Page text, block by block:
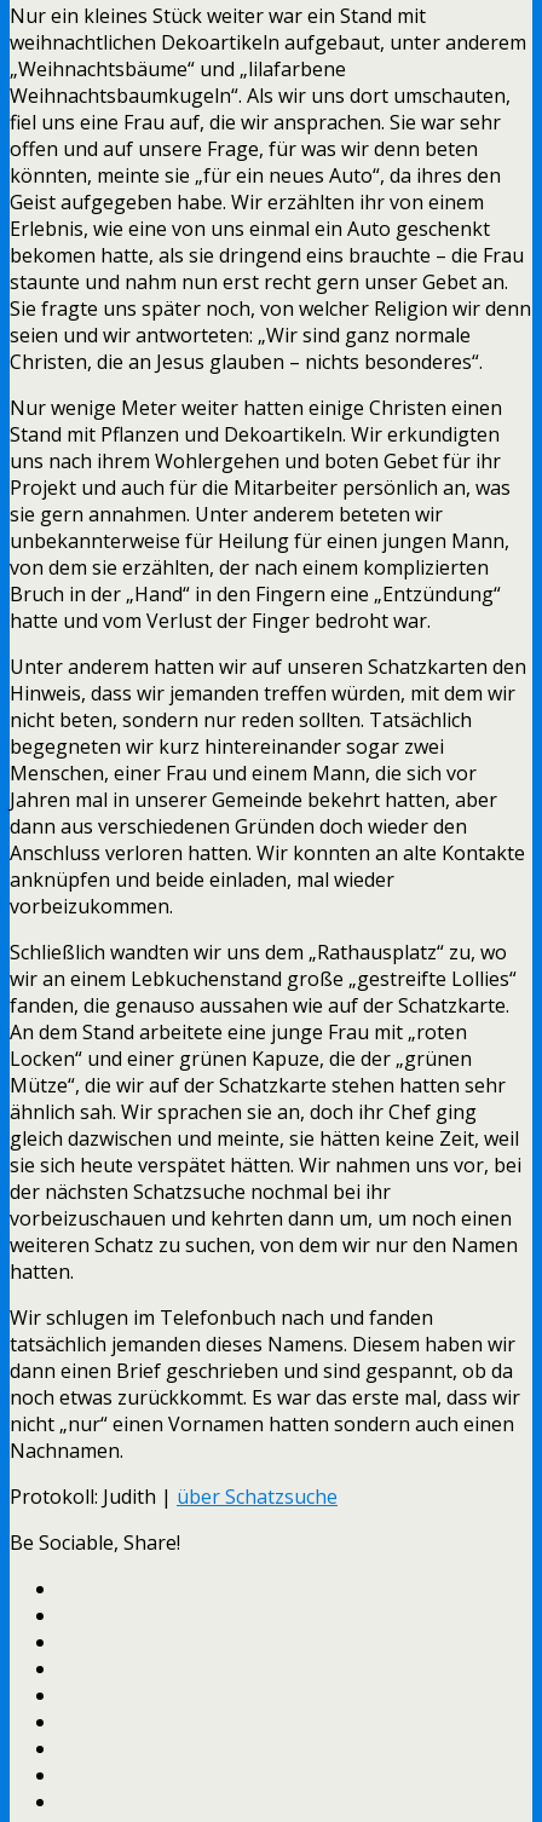
Nur ein kleines Stück weiter war ein Stand mit
weihnachtlichen Dekoartikeln aufgebaut, unter anderem
„Weihnachtsbäume“ und „lilafarbene
Weihnachtsbaumkugeln“. Als wir uns dort umschauten,
fiel uns eine Frau auf, die wir ansprachen. Sie war sehr
offen und auf unsere Frage, für was wir denn beten
könnten, meinte sie „für ein neues Auto“, da ihres den
Geist aufgegeben habe. Wir erzählten ihr von einem
Erlebnis, wie eine von uns einmal ein Auto geschenkt
bekomen hatte, als sie dringend eins brauchte – die Frau
staunte und nahm nun erst recht gern unser Gebet an.
Sie fragte uns später noch, von welcher Religion wir denn
seien und wir antworteten: „Wir sind ganz normale
Christen, die an Jesus glauben – nichts besonderes“.
Nur wenige Meter weiter hatten einige Christen einen
Stand mit Pflanzen und Dekoartikeln. Wir erkundigten
uns nach ihrem Wohlergehen und boten Gebet für ihr
Projekt und auch für die Mitarbeiter persönlich an, was
sie gern annahmen. Unter anderem beteten wir
unbekannterweise für Heilung für einen jungen Mann,
von dem sie erzählten, der nach einem komplizierten
Bruch in der „Hand“ in den Fingern eine „Entzündung“
hatte und vom Verlust der Finger bedroht war.
Unter anderem hatten wir auf unseren Schatzkarten den
Hinweis, dass wir jemanden treffen würden, mit dem wir
nicht beten, sondern nur reden sollten. Tatsächlich
begegneten wir kurz hintereinander sogar zwei
Menschen, einer Frau und einem Mann, die sich vor
Jahren mal in unserer Gemeinde bekehrt hatten, aber
dann aus verschiedenen Gründen doch wieder den
Anschluss verloren hatten. Wir konnten an alte Kontakte
anknüpfen und beide einladen, mal wieder
vorbeizukommen.
Schließlich wandten wir uns dem „Rathausplatz“ zu, wo
wir an einem Lebkuchenstand große „gestreifte Lollies“
fanden, die genauso aussahen wie auf der Schatzkarte.
An dem Stand arbeitete eine junge Frau mit „roten
Locken“ und einer grünen Kapuze, die der „grünen
Mütze“, die wir auf der Schatzkarte stehen hatten sehr
ähnlich sah. Wir sprachen sie an, doch ihr Chef ging
gleich dazwischen und meinte, sie hätten keine Zeit, weil
sie sich heute verspätet hätten. Wir nahmen uns vor, bei
der nächsten Schatzsuche nochmal bei ihr
vorbeizuschauen und kehrten dann um, um noch einen
weiteren Schatz zu suchen, von dem wir nur den Namen
hatten.
Wir schlugen im Telefonbuch nach und fanden
tatsächlich jemanden dieses Namens. Diesem haben wir
dann einen Brief geschrieben und sind gespannt, ob da
noch etwas zurückkommt. Es war das erste mal, dass wir
nicht „nur“ einen Vornamen hatten sondern auch einen
Nachnamen.
Protokoll: Judith | über Schatzsuche
Be Sociable, Share!